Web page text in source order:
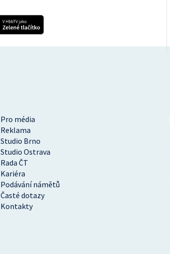
Pro média
Reklama
Studio Brno
Studio Ostrava
Rada ČT
Kariéra
Podávání námětů
Časté dotazy
Kontakty